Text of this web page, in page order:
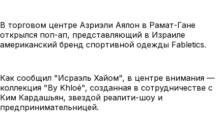
В торговом центре Азриэли Аялон в Рамат-Гане
открылся поп-ап, представляющий в Израиле
американский бренд спортивной одежды Fabletics.
Как сообщил "Исраэль Хайом", в центре внимания —
коллекция "By Khloé", созданная в сотрудничестве с
Ким Кардашьян, звездой реалити-шоу и
предпринимательницей.